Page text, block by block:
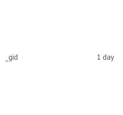
_gid 1 day